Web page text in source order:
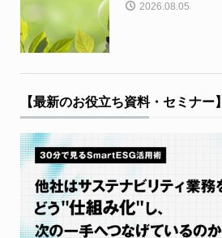
2026.08.05
【最新のお役立ち資料・セミナー】